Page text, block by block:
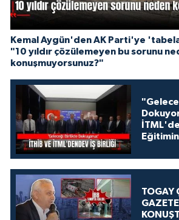
Kemal Aygün'den AK Parti'ye
"10 yıldır çözülemeyen bu sorunu
konuşmuyorsunuz?"
TOGAY